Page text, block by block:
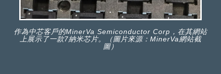
作為中芯客戶的MinerVa Semiconductor Corp，在其網站
上展示了一款7納米芯片。（圖片來源：MinerVa網站截
圖）